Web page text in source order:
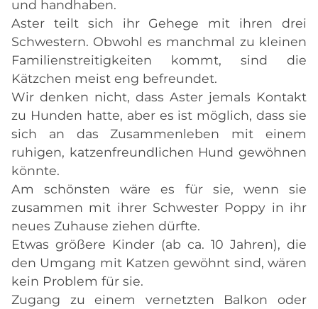
und handhaben.
Aster teilt sich ihr Gehege mit ihren drei
Schwestern. Obwohl es manchmal zu kleinen
Familienstreitigkeiten kommt, sind die
Kätzchen meist eng befreundet.
Wir denken nicht, dass Aster jemals Kontakt
zu Hunden hatte, aber es ist möglich, dass sie
sich an das Zusammenleben mit einem
ruhigen, katzenfreundlichen Hund gewöhnen
könnte.
Am schönsten wäre es für sie, wenn sie
zusammen mit ihrer Schwester Poppy in ihr
neues Zuhause ziehen dürfte.
Etwas größere Kinder (ab ca. 10 Jahren), die
den Umgang mit Katzen gewöhnt sind, wären
kein Problem für sie.
Zugang zu einem vernetzten Balkon oder